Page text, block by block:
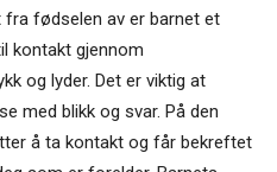
fra fødselen av er barnet et
kontakt gjennom
og lyder. Det er viktig at
med blikk og svar. På den
å ta kontakt og får bekreftet